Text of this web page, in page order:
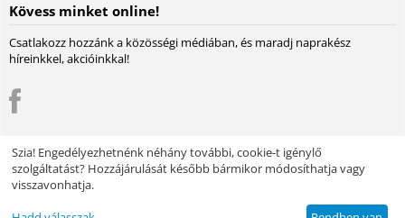
Kövess minket online!
Csatlakozz hozzánk a közösségi médiában, és maradj naprakész
híreinkkel, akcióinkkal!
© 2004 - 2026 Lambda Systeme Kft.. A piactér motorja:Multi-Vendor -
Webáruház szoftver
Szia! Engedélyezhetnénk néhány további, cookie-t igénylő
szolgáltatást? Hozzájárulását később bármikor módosíthatja vagy
visszavonhatja.